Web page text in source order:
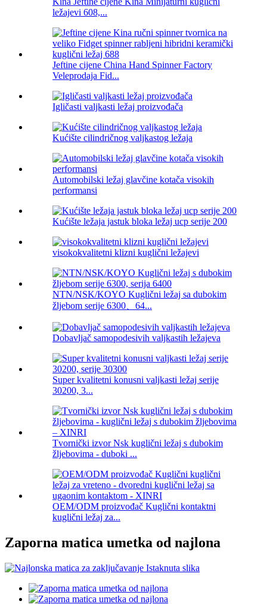
ležajevi 608,...
Jeftine cijene China Hand Spinner Factory
Veleprodaja Fid...
Igličasti valjkasti ležaj proizvođača
Kućište cilindričnog valjkastog ležaja
Automobilski ležaj glavčine kotača visokih
performansi
Kućište ležaja jastuk bloka ležaj ucp serije 200
visokokvalitetni klizni kuglični ležajevi
NTN/NSK/KOYO Kuglični ležaj sa dubokim
žljebom serije 6300、64...
Dobavljač samopodesivih valjkastih ležajeva
Super kvalitetni konusni valjkasti ležaj serije
30200, 3...
Tvornički izvor Nsk kuglični ležaj s dubokim
žljebovima - duboki ...
OEM/ODM proizvođač Kuglični kontaktni
kuglični ležaj za...
Zaporna matica umetka od najlona